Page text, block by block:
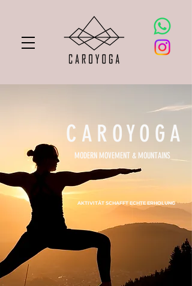
CAROYOGA
MODERN MOVEMENT & MOUNTAINS
AKTIVITÄT SCHAFFT ECHTE ERHOLUNG